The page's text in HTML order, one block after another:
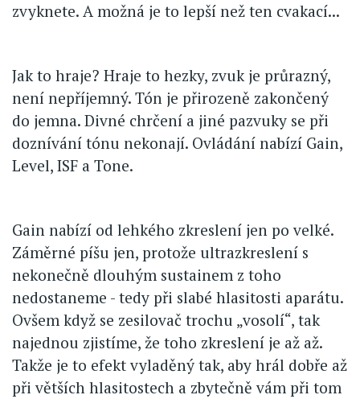
zvyknete. A možná je to lepší než ten cvakací...
Jak to hraje? Hraje to hezky, zvuk je průrazný,
není nepříjemný. Tón je přirozeně zakončený
do jemna. Divné chrčení a jiné pazvuky se při
doznívání tónu nekonají. Ovládání nabízí Gain,
Level, ISF a Tone.
Gain nabízí od lehkého zkreslení jen po velké.
Záměrné píšu jen, protože ultrazkreslení s
nekonečně dlouhým sustainem z toho
nedostaneme - tedy při slabé hlasitosti aparátu.
Ovšem když se zesilovač trochu „vosolí“, tak
najednou zjistíme, že toho zkreslení je až až.
Takže je to efekt vyladěný tak, aby hrál dobře až
při větších hlasitostech a zbytečně vám při tom